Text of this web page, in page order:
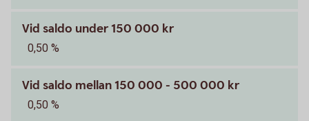
Vid saldo under 150 000 kr
0,50 %
Vid saldo mellan 150 000 - 500 000 kr
0,50 %